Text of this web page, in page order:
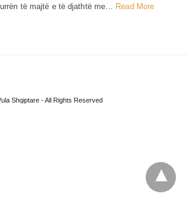
të majtë e të djathtë me… Read More
Shqiptare - All Rights Reserved